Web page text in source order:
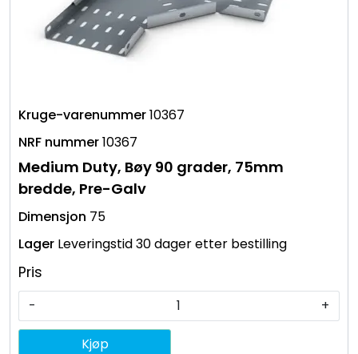
10367
10367
Medium Duty, Bøy 90 grader, 75mm
bredde, Pre-Galv
75
Leveringstid 30 dager etter bestilling
Pris
- +
Kjøp